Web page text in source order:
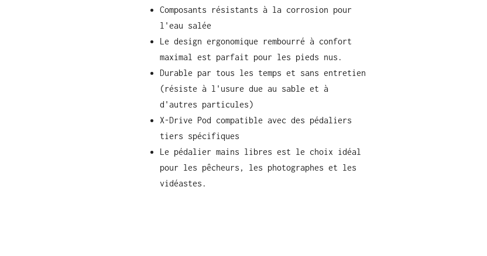
Composants résistants à la corrosion pour
l'eau salée
Le design ergonomique rembourré à confort
maximal est parfait pour les pieds nus.
Durable par tous les temps et sans entretien
(résiste à l'usure due au sable et à
d'autres particules)
X-Drive Pod compatible avec des pédaliers
tiers spécifiques
Le pédalier mains libres est le choix idéal
pour les pêcheurs, les photographes et les
vidéastes.